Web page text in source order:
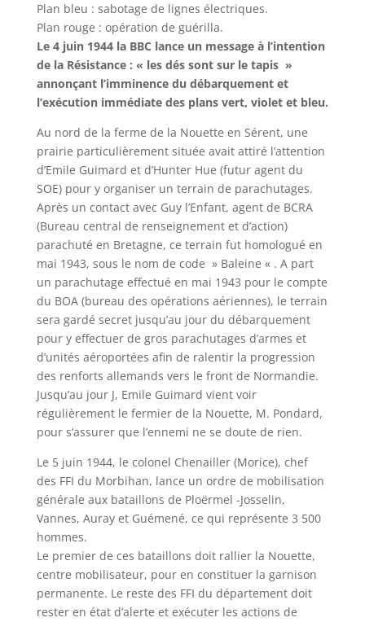
Plan bleu : sabotage de lignes électriques.
Plan rouge : opération de guérilla.
Le 4 juin 1944 la BBC lance un message à l’intention
de la Résistance : « les dés sont sur le tapis »
annonçant l’imminence du débarquement et
l’exécution immédiate des plans vert, violet et bleu.
Au nord de la ferme de la Nouette en Sérent, une
prairie particulièrement située avait attiré l’attention
d’Emile Guimard et d’Hunter Hue (futur agent du
SOE) pour y organiser un terrain de parachutages.
Après un contact avec Guy l’Enfant, agent de BCRA
(Bureau central de renseignement et d’action)
parachuté en Bretagne, ce terrain fut homologué en
mai 1943, sous le nom de code » Baleine « . A part
un parachutage effectué en mai 1943 pour le compte
du BOA (bureau des opérations aériennes), le terrain
sera gardé secret jusqu’au jour du débarquement
pour y effectuer de gros parachutages d’armes et
d’unités aéroportées afin de ralentir la progression
des renforts allemands vers le front de Normandie.
Jusqu’au jour J, Emile Guimard vient voir
régulièrement le fermier de la Nouette, M. Pondard,
pour s’assurer que l’ennemi ne se doute de rien.
Le 5 juin 1944, le colonel Chenailler (Morice), chef
des FFI du Morbihan, lance un ordre de mobilisation
générale aux bataillons de Ploërmel -Josselin,
Vannes, Auray et Guémené, ce qui représente 3 500
hommes.
Le premier de ces bataillons doit rallier la Nouette,
centre mobilisateur, pour en constituer la garnison
permanente. Le reste des FFI du département doit
rester en état d’alerte et exécuter les actions de